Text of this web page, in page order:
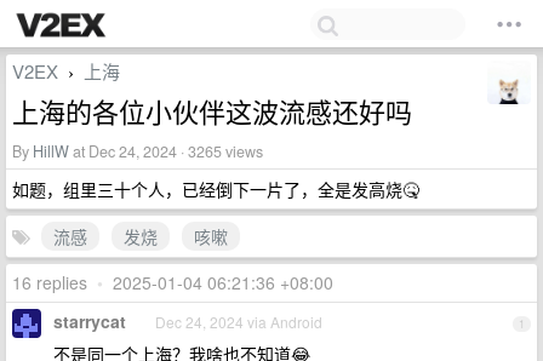
V2EX › 上海
上海的各位小伙伴这波流感还好吗
By HillWat Dec 24, 2024 · 3265 views
如题，组里三十个人，已经倒下一片了，全是发高烧🤒
流感
发烧
咳嗽
16 replies • 2025-01-04 06:21:36 +08:00
1
starrycat Dec 24, 2024 via Android
不是同一个上海？我啥也不知道😂